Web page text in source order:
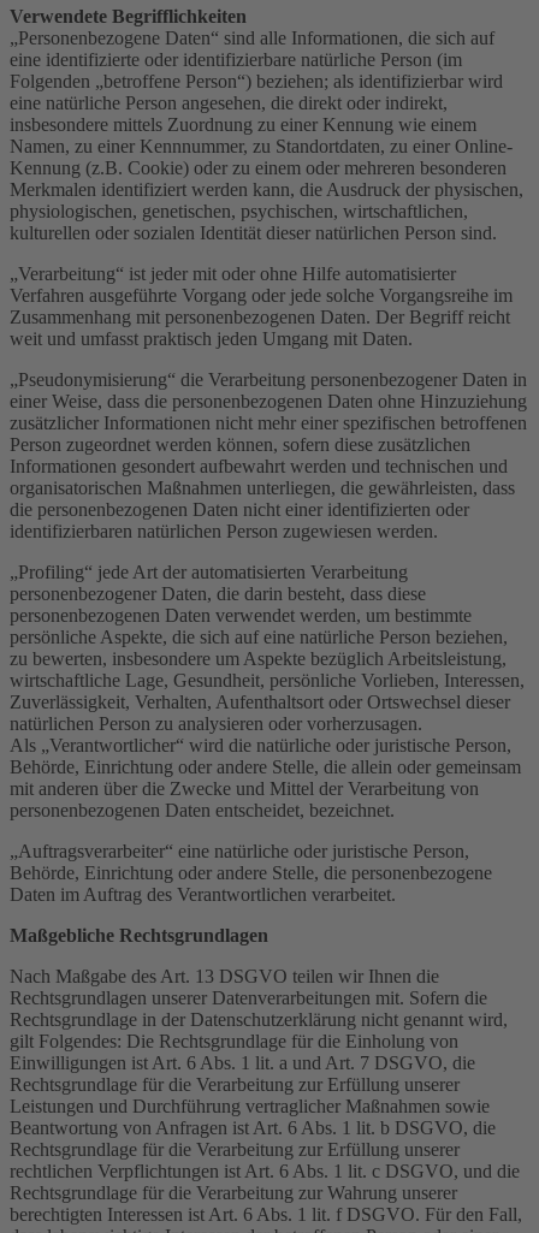
Verwendete Begrifflichkeiten
„Personenbezogene Daten“ sind alle Informationen, die sich auf
eine identifizierte oder identifizierbare natürliche Person (im
Folgenden „betroffene Person“) beziehen; als identifizierbar wird
eine natürliche Person angesehen, die direkt oder indirekt,
insbesondere mittels Zuordnung zu einer Kennung wie einem
Namen, zu einer Kennnummer, zu Standortdaten, zu einer Online-
Kennung (z.B. Cookie) oder zu einem oder mehreren besonderen
Merkmalen identifiziert werden kann, die Ausdruck der physischen,
physiologischen, genetischen, psychischen, wirtschaftlichen,
kulturellen oder sozialen Identität dieser natürlichen Person sind.
„Verarbeitung“ ist jeder mit oder ohne Hilfe automatisierter
Verfahren ausgeführte Vorgang oder jede solche Vorgangsreihe im
Zusammenhang mit personenbezogenen Daten. Der Begriff reicht
weit und umfasst praktisch jeden Umgang mit Daten.
„Pseudonymisierung“ die Verarbeitung personenbezogener Daten in
einer Weise, dass die personenbezogenen Daten ohne Hinzuziehung
zusätzlicher Informationen nicht mehr einer spezifischen betroffenen
Person zugeordnet werden können, sofern diese zusätzlichen
Informationen gesondert aufbewahrt werden und technischen und
organisatorischen Maßnahmen unterliegen, die gewährleisten, dass
die personenbezogenen Daten nicht einer identifizierten oder
identifizierbaren natürlichen Person zugewiesen werden.
„Profiling“ jede Art der automatisierten Verarbeitung
personenbezogener Daten, die darin besteht, dass diese
personenbezogenen Daten verwendet werden, um bestimmte
persönliche Aspekte, die sich auf eine natürliche Person beziehen,
zu bewerten, insbesondere um Aspekte bezüglich Arbeitsleistung,
wirtschaftliche Lage, Gesundheit, persönliche Vorlieben, Interessen,
Zuverlässigkeit, Verhalten, Aufenthaltsort oder Ortswechsel dieser
natürlichen Person zu analysieren oder vorherzusagen.
Als „Verantwortlicher“ wird die natürliche oder juristische Person,
Behörde, Einrichtung oder andere Stelle, die allein oder gemeinsam
mit anderen über die Zwecke und Mittel der Verarbeitung von
personenbezogenen Daten entscheidet, bezeichnet.
„Auftragsverarbeiter“ eine natürliche oder juristische Person,
Behörde, Einrichtung oder andere Stelle, die personenbezogene
Daten im Auftrag des Verantwortlichen verarbeitet.
Maßgebliche Rechtsgrundlagen
Nach Maßgabe des Art. 13 DSGVO teilen wir Ihnen die
Rechtsgrundlagen unserer Datenverarbeitungen mit. Sofern die
Rechtsgrundlage in der Datenschutzerklärung nicht genannt wird,
gilt Folgendes: Die Rechtsgrundlage für die Einholung von
Einwilligungen ist Art. 6 Abs. 1 lit. a und Art. 7 DSGVO, die
Rechtsgrundlage für die Verarbeitung zur Erfüllung unserer
Leistungen und Durchführung vertraglicher Maßnahmen sowie
Beantwortung von Anfragen ist Art. 6 Abs. 1 lit. b DSGVO, die
Rechtsgrundlage für die Verarbeitung zur Erfüllung unserer
rechtlichen Verpflichtungen ist Art. 6 Abs. 1 lit. c DSGVO, und die
Rechtsgrundlage für die Verarbeitung zur Wahrung unserer
berechtigten Interessen ist Art. 6 Abs. 1 lit. f DSGVO. Für den Fall,